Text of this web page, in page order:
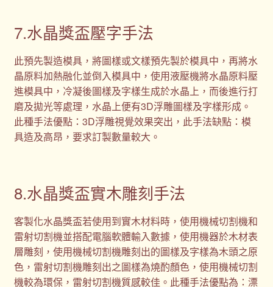
7.水晶獎盃壓字手法
此預先製造模具，將圖樣或文樣預先製於模具中，再將水
晶原料加熱融化並倒入模具中，使用液壓機將水晶原料壓
進模具中，冷凝後圖樣及字樣生成於水晶上，而後進行打
磨及拋光等處理，水晶上便有3D浮雕圖樣及字樣形成。
此種手法優點：3D浮雕視覺效果突出，此手法缺點：模
具造及高昂，要求訂製數量較大。
8.水晶獎盃實木雕刻手法
客製化水晶獎盃若使用到實木材料時，使用機械切割機和
雷射切割機並搭配電腦軟體輸入數據，使用機器於木材表
層雕刻，使用機械切割機雕刻出的圖樣及字樣為木頭之原
色，雷射切割機雕刻出之圖樣為燒酌顏色，使用機械切割
機較為環保，雷射切割機質感較佳。此種手法優點為：漂